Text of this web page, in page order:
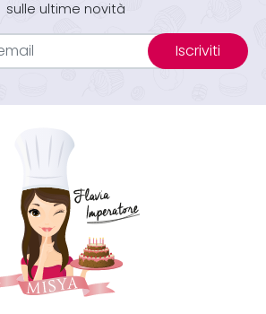
sulle ultime novità
Iscriviti